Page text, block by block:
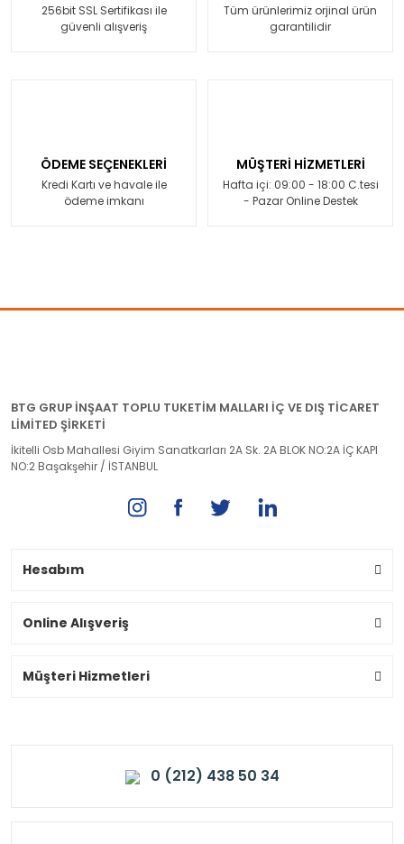
256bit SSL Sertifikası ile
güvenli alışveriş
Tüm ürünlerimiz orjinal ürün
garantilidir
ÖDEME SEÇENEKLERİ
Kredi Kartı ve havale ile
ödeme imkanı
MÜŞTERİ HİZMETLERİ
Hafta içi: 09:00 - 18:00 C.tesi
- Pazar Online Destek
BTG GRUP İNŞAAT TOPLU TUKETİM MALLARI İÇ VE DIŞ TİCARET
LİMİTED ŞİRKETİ
İkitelli Osb Mahallesi Giyim Sanatkarları 2A Sk. 2A BLOK NO:2A İÇ KAPI
NO:2 Başakşehir / İSTANBUL
Hesabım
Online Alışveriş
Müşteri Hizmetleri
0 (212) 438 50 34